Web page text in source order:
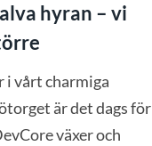
hyran – vi
i vårt charmiga
är det dags för
växer och